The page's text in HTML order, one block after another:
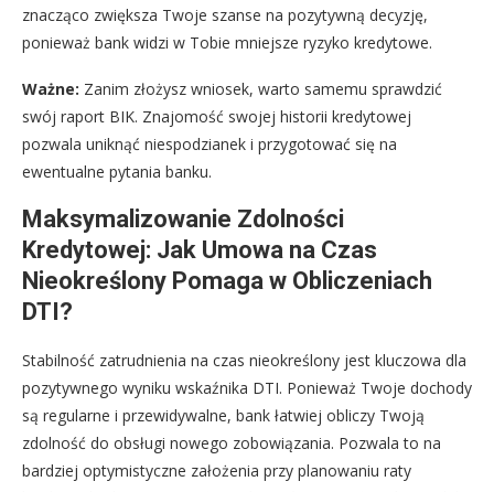
znacząco zwiększa Twoje szanse na pozytywną decyzję,
ponieważ bank widzi w Tobie mniejsze ryzyko kredytowe.
Ważne: Zanim złożysz wniosek, warto samemu sprawdzić
swój raport BIK. Znajomość swojej historii kredytowej
pozwala uniknąć niespodzianek i przygotować się na
ewentualne pytania banku.
Maksymalizowanie Zdolności
Kredytowej: Jak Umowa na Czas
Nieokreślony Pomaga w Obliczeniach
DTI?
Stabilność zatrudnienia na czas nieokreślony jest kluczowa dla
pozytywnego wyniku wskaźnika DTI. Ponieważ Twoje dochody
są regularne i przewidywalne, bank łatwiej obliczy Twoją
zdolność do obsługi nowego zobowiązania. Pozwala to na
bardziej optymistyczne założenia przy planowaniu raty